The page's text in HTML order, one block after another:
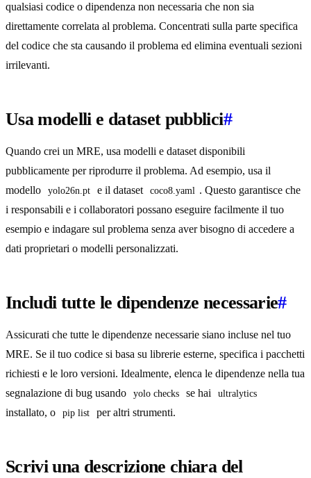
qualsiasi codice o dipendenza non necessaria che non sia
direttamente correlata al problema. Concentrati sulla parte specifica
del codice che sta causando il problema ed elimina eventuali sezioni
irrilevanti.
Usa modelli e dataset pubblici#
Quando crei un MRE, usa modelli e dataset disponibili
pubblicamente per riprodurre il problema. Ad esempio, usa il
modello
yolo26n.pt e il dataset coco8.yaml . Questo garantisce che
i responsabili e i collaboratori possano eseguire facilmente il tuo
esempio e indagare sul problema senza aver bisogno di accedere a
dati proprietari o modelli personalizzati.
Includi tutte le dipendenze necessarie#
Assicurati che tutte le dipendenze necessarie siano incluse nel tuo
MRE. Se il tuo codice si basa su librerie esterne, specifica i pacchetti
richiesti e le loro versioni. Idealmente, elenca le dipendenze nella tua
segnalazione di bug usando
yolo checks se hai ultralytics
installato, o pip list per altri strumenti.
Scrivi una descrizione chiara del